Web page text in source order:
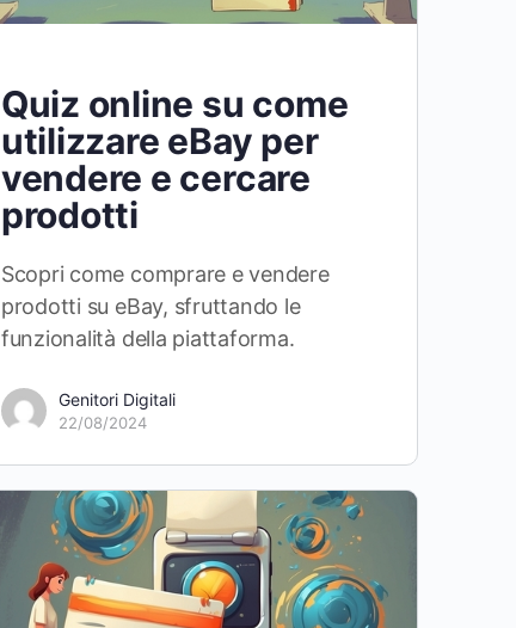
Quiz online su come
utilizzare eBay per
vendere e cercare
prodotti
Scopri come comprare e vendere
prodotti su eBay, sfruttando le
funzionalità della piattaforma.
Genitori Digitali
22/08/2024